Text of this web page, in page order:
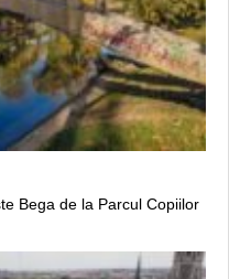
Bega de la Parcul Copiilor